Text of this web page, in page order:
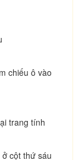
chiếu ô vào
trang tính
cột thứ sáu